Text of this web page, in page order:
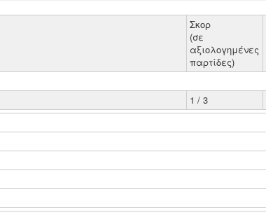
Σκορ
(σε
αξιολογημένες
παρτίδες)
1 / 3